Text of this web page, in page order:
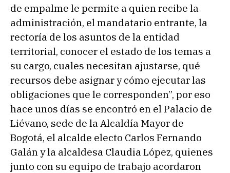
de empalme le permite a quien recibe la
administración, el mandatario entrante, la
rectoría de los asuntos de la entidad
territorial, conocer el estado de los temas a
su cargo, cuales necesitan ajustarse, qué
recursos debe asignar y cómo ejecutar las
obligaciones que le corresponden”, por eso
hace unos días se encontró en el Palacio de
Liévano, sede de la Alcaldía Mayor de
Bogotá, el alcalde electo Carlos Fernando
Galán y la alcaldesa Claudia López, quienes
junto con su equipo de trabajo acordaron